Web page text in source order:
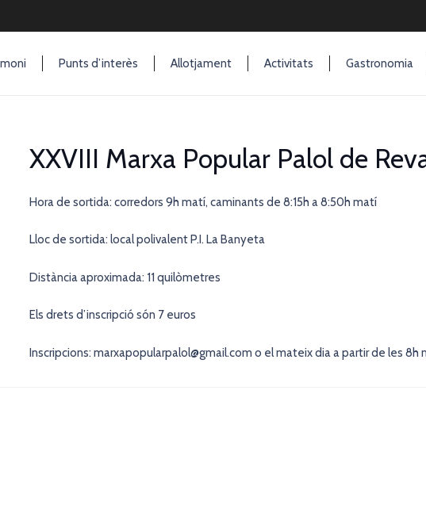
Punts d’interès Allotjament Activitats Gastronomia
XXVIII Marxa Popular Palol de
Hora de sortida: corredors 9h matí, caminants de 8:15h a 8:50h matí
Lloc de sortida: local polivalent P.I. La Banyeta
Distància aproximada: 11 quilòmetres
Els drets d’inscripció són 7 euros
Inscripcions: marxapopularpalol@gmail.com o el mateix dia a partir de les 8h